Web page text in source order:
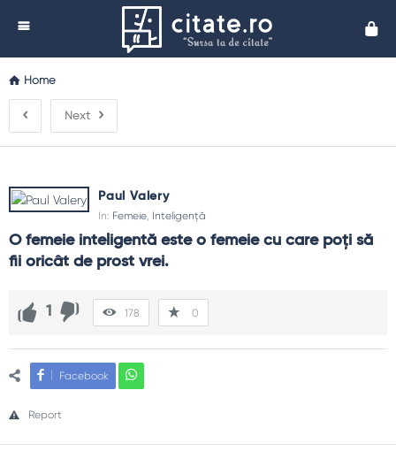
Home
Next
Paul Valery
In: Femeie, Inteligență
O femeie inteligentă este o femeie cu care poţi să
fii oricât de prost vrei.
1 178 0
Facebook
Report